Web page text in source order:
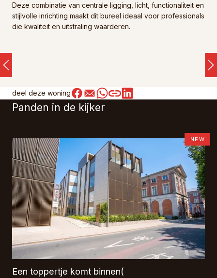
Deze combinatie van centrale ligging, licht, functionaliteit en
stijlvolle inrichting maakt dit bureel ideaal voor professionals
die kwaliteit en uitstraling waarderen.
deel deze woning
Panden in de kijker
NEW
Een toppertje komt binnen(